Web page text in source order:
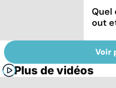
Quel
out
Voir
Plus de vidéos